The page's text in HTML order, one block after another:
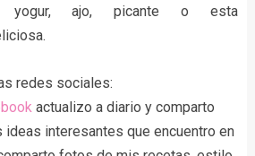
yogur, ajo, picante o esta
redes sociales:
actualizo a diario y comparto
interesantes que encuentro en